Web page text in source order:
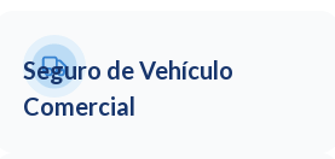
Seguro de Vehículo
Comercial